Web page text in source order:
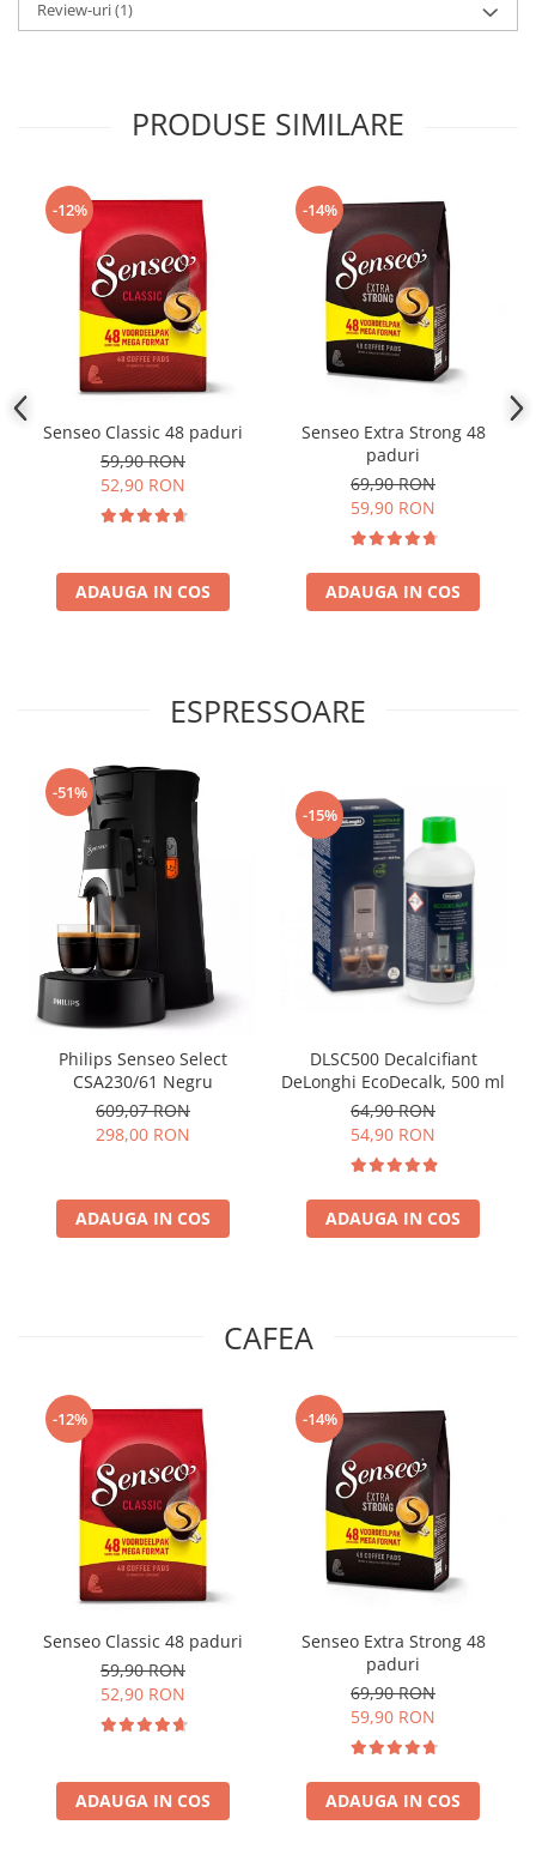
Review-uri(1)
PRODUSE SIMILARE
-12%
Senseo Classic 48 paduri
59,90 RON
52,90 RON
ADAUGA IN COS
-14%
Senseo Extra Strong 48
paduri
69,90 RON
59,90 RON
ADAUGA IN COS
ESPRESSOARE
-51%
Philips Senseo Select
CSA230/61 Negru
609,07 RON
298,00 RON
ADAUGA IN COS
-15%
DLSC500 Decalcifiant
DeLonghi EcoDecalk, 500 ml
64,90 RON
54,90 RON
ADAUGA IN COS
CAFEA
-12%
Senseo Classic 48 paduri
59,90 RON
52,90 RON
ADAUGA IN COS
-14%
Senseo Extra Strong 48
paduri
69,90 RON
59,90 RON
ADAUGA IN COS